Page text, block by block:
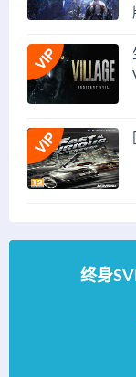
终身